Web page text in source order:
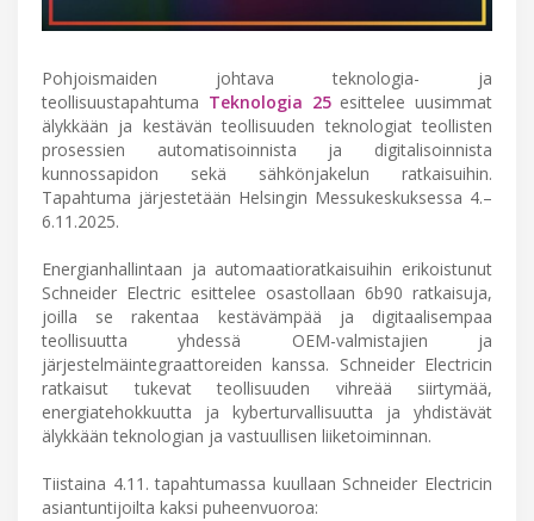
Pohjoismaiden johtava teknologia- ja
teollisuustapahtuma Teknologia 25esittelee uusimmat
älykkään ja kestävän teollisuuden teknologiat teollisten
prosessien automatisoinnista ja digitalisoinnista
kunnossapidon sekä sähkönjakelun ratkaisuihin.
Tapahtuma järjestetään Helsingin Messukeskuksessa 4.–
6.11.2025.
Energianhallintaan ja automaatioratkaisuihin erikoistunut
Schneider Electric esittelee osastollaan 6b90 ratkaisuja,
joilla se rakentaa kestävämpää ja digitaalisempaa
teollisuutta yhdessä OEM-valmistajien ja
järjestelmäintegraattoreiden kanssa. Schneider Electricin
ratkaisut tukevat teollisuuden vihreää siirtymää,
energiatehokkuutta ja kyberturvallisuutta ja yhdistävät
älykkään teknologian ja vastuullisen liiketoiminnan.
Tiistaina 4.11. tapahtumassa kuullaan Schneider Electricin
asiantuntijoilta kaksi puheenvuoroa: